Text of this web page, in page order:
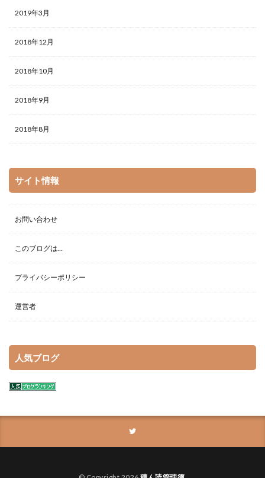
2019年3月
2018年12月
2018年10月
2018年9月
2018年8月
サイト情報
お問い合わせ
このブログは…
プライバシーポリシー
運営者
人気ブログ